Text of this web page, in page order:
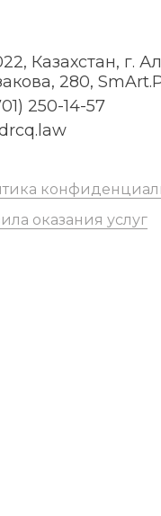
Казахстан, г.
280,
250-14-57
оказания услуг